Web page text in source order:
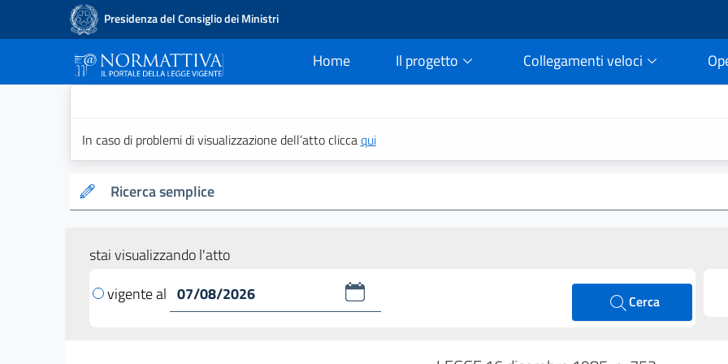
Presidenza del Consiglio dei Ministri
Home
current Il progetto Collegamenti veloci
In caso di problemi di visualizzazione dell’atto cliccaqui
Ricerca semplice
stai visualizzando l'atto
vigente al
Cerca